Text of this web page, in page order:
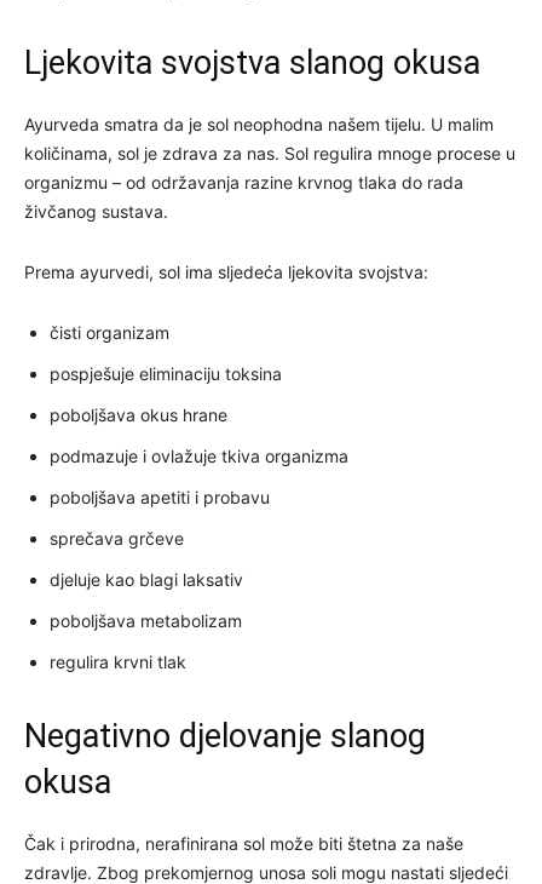
Ljekovita svojstva slanog okusa
Ayurveda smatra da je sol neophodna našem tijelu. U malim
količinama, sol je zdrava za nas. Sol regulira mnoge procese u
organizmu – od održavanja razine krvnog tlaka do rada
živčanog sustava.
Prema ayurvedi, sol ima sljedeća ljekovita svojstva:
čisti organizam
pospješuje eliminaciju toksina
poboljšava okus hrane
podmazuje i ovlažuje tkiva organizma
poboljšava apetiti i probavu
sprečava grčeve
djeluje kao blagi laksativ
poboljšava metabolizam
regulira krvni tlak
Negativno djelovanje slanog
okusa
Čak i prirodna, nerafinirana sol može biti štetna za naše
zdravlje. Zbog prekomjernog unosa soli mogu nastati sljedeći